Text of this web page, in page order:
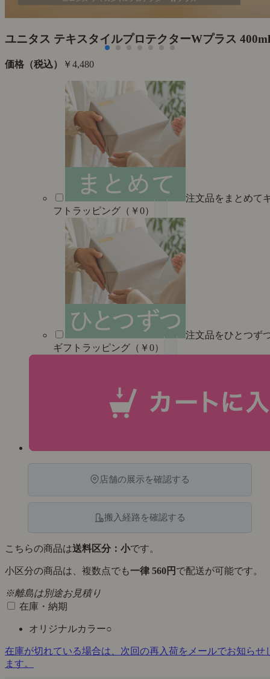
ユニタス テキスタイルプロテクターWプラス 400ml
価格（税込） ￥4,480
注文品をまとめて
フトラッピング（￥0）
注文品をひとつず
ギフトラッピング（￥0）
店舗の展示を確認する
搬入経路を確認する
こちらの商品は送料区分：小です。
小区分の商品は、複数点でも一律 560円 で配送が可能です。
※離島は別途お見積り
在庫・納期
オリジナルカラー○
在庫が切れている場合は、次回の再入荷をメールでお知らせ
ます。